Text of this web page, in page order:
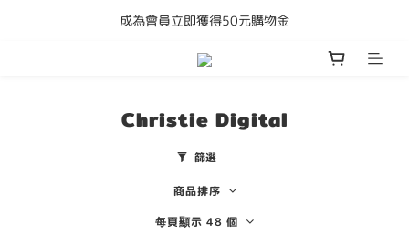
購買任何產品即享全港免運費
成為會員立即獲得50元購物金
購買任何產品即享全港免運費
Christie Digital
篩選
商品排序
每頁顯示 48 個